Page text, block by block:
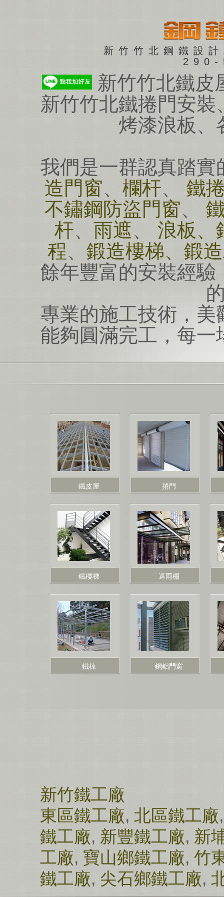
新竹竹北鋼鐵設
290-
新竹竹北鐵皮
新竹竹北鐵捲門安
烤漆浪板、
我們是一群認真踏
造門窗、 欄杆、 鐵
不鏽鋼防盜門窗、
杆、 雨遮、 浪板、
程、 鍛造樓梯、鍛
餘年豐富的安裝經
專業的施工技術，
能夠圓滿完工，每
鐵皮屋 捲門
鐵樓梯 遮雨棚
鐵棟 鋼鋁門窗
新竹鐵工廠
東區鐵工廠, 北區鐵工廠
鐵工廠, 新豐鐵工廠, 新
工廠, 寶山鄉鐵工廠, 竹
鐵工廠, 尖石鄉鐵工廠,